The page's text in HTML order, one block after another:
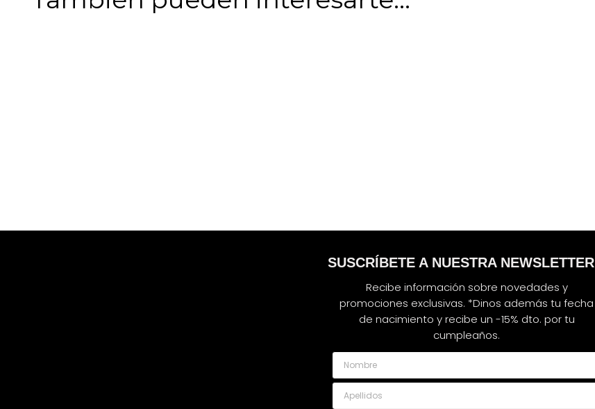
SUSCRÍBETE A NUESTRA NEWSLETTER
Recibe información sobre novedades y
promociones exclusivas. *Dinos además tu fecha
de nacimiento y recibe un -15% dto. por tu
cumpleaños.
Nombre
Apellidos